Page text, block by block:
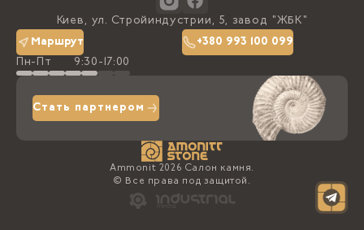
Контакты
Политика конфиденциальности
Доставка та оплата
Киев, ул. Стройиндустрии, 5, завод "ЖБК"
Маршрут
+380 993 100 099
Пн-Пт
9:30-17:00
Стать партнером
Ammonit 2026 Салон камня.
© Все права под защитой.